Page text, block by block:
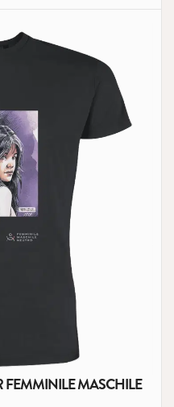
FEMMINILE MASCHILE